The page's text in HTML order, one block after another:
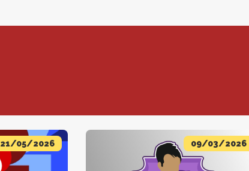
21/05/2026 09/03/2026